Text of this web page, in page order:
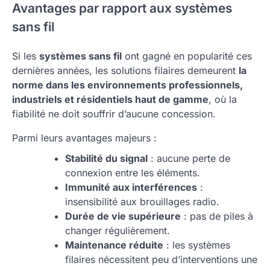
Avantages par rapport aux systèmes
sans fil
Si les systèmes sans fil ont gagné en popularité ces
dernières années, les solutions filaires demeurent la
norme dans les environnements professionnels,
industriels et résidentiels haut de gamme, où la
fiabilité ne doit souffrir d’aucune concession.
Parmi leurs avantages majeurs :
Stabilité du signal : aucune perte de
connexion entre les éléments.
Immunité aux interférences :
insensibilité aux brouillages radio.
Durée de vie supérieure : pas de piles à
changer régulièrement.
Maintenance réduite : les systèmes
filaires nécessitent peu d’interventions une